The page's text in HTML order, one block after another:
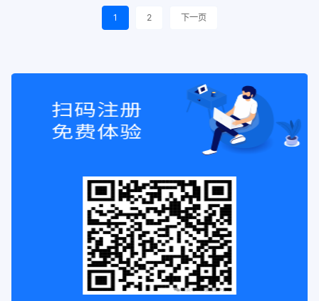
1 2 下一页